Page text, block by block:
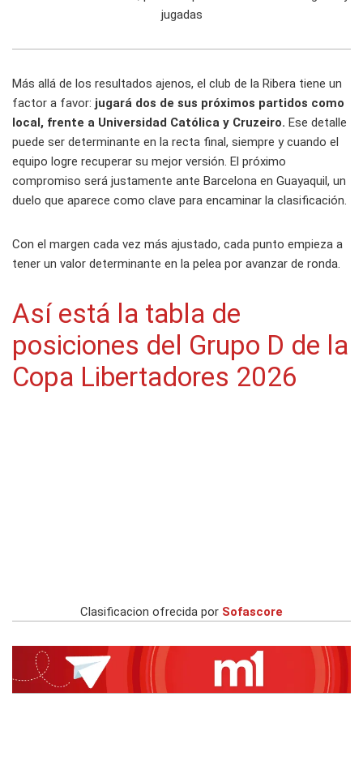
jugadas
Más allá de los resultados ajenos, el club de la Ribera tiene un
factor a favor: jugará dos de sus próximos partidos como
local, frente a Universidad Católica y Cruzeiro. Ese detalle
puede ser determinante en la recta final, siempre y cuando el
equipo logre recuperar su mejor versión. El próximo
compromiso será justamente ante Barcelona en Guayaquil, un
duelo que aparece como clave para encaminar la clasificación.
Con el margen cada vez más ajustado, cada punto empieza a
tener un valor determinante en la pelea por avanzar de ronda.
Así está la tabla de
posiciones del Grupo D de la
Copa Libertadores 2026
Clasificacion ofrecida por Sofascore